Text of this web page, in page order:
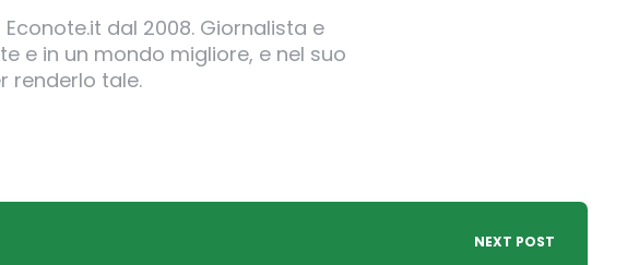
dal 2008. Giornalista e
e in un mondo migliore, e nel suo
renderlo tale.
NEXT POST